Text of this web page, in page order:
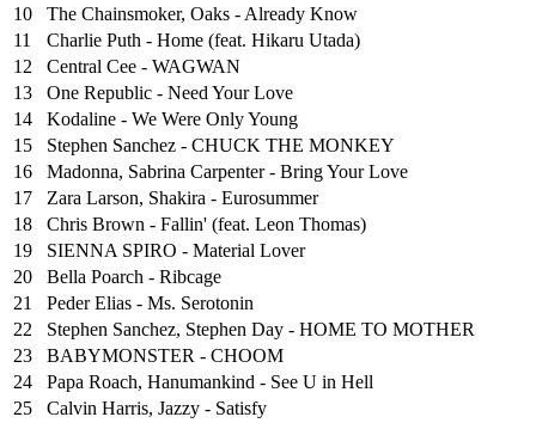
10
The Chainsmoker, Oaks - Already Know
11
Charlie Puth - Home (feat. Hikaru Utada)
12
Central Cee - WAGWAN
13
One Republic - Need Your Love
14
Kodaline - We Were Only Young
15
Stephen Sanchez - CHUCK THE MONKEY
16
Madonna, Sabrina Carpenter - Bring Your Love
17
Zara Larson, Shakira - Eurosummer
18
Chris Brown - Fallin' (feat. Leon Thomas)
19
SIENNA SPIRO - Material Lover
20
Bella Poarch - Ribcage
21
Peder Elias - Ms. Serotonin
22
Stephen Sanchez, Stephen Day - HOME TO MOTHER
23
BABYMONSTER - CHOOM
24
Papa Roach, Hanumankind - See U in Hell
25
⁠Calvin Harris, Jazzy - Satisfy